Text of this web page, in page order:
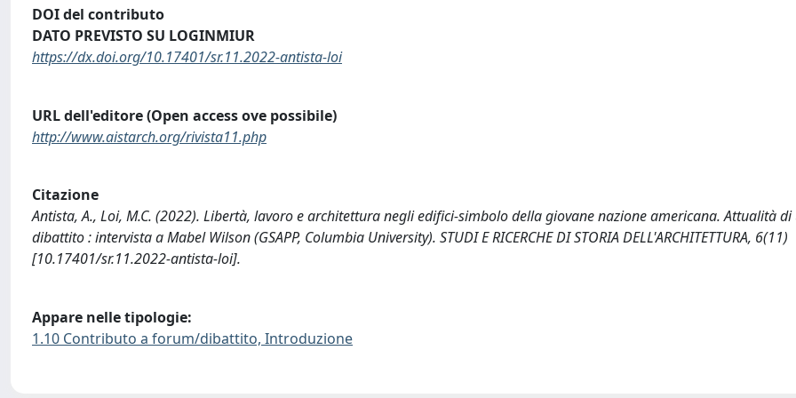
DOI del contributo
DATO PREVISTO SU LOGINMIUR
https://dx.doi.org/10.17401/sr.11.2022-antista-loi
URL dell'editore (Open access ove possibile)
http://www.aistarch.org/rivista11.php
Citazione
Antista, A., Loi, M.C. (2022). Libertà, lavoro e architettura negli edifici-simbolo della giovane nazione americana. Attualità di
dibattito : intervista a Mabel Wilson (GSAPP, Columbia University). STUDI E RICERCHE DI STORIA DELL'ARCHITETTURA, 6(11)
[10.17401/sr.11.2022-antista-loi].
Appare nelle tipologie:
1.10 Contributo a forum/dibattito, Introduzione